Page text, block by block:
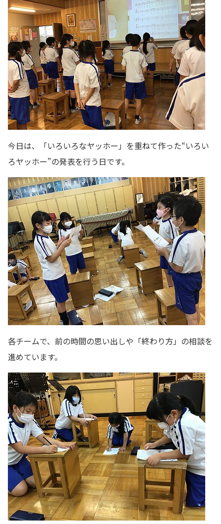
今日は、「いろいろなヤッホー」を重ねて作った“いろい
ろヤッホー”の発表を行う日です。
各チームで、前の時間の思い出しや「終わり方」の相談を
進めています。